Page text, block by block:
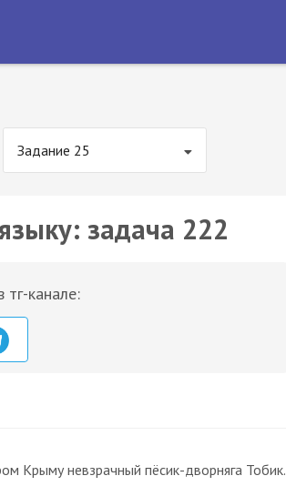
Задание 25
задача 222
канале:
Крыму невзрачный пёсик-дворняга Тобик.